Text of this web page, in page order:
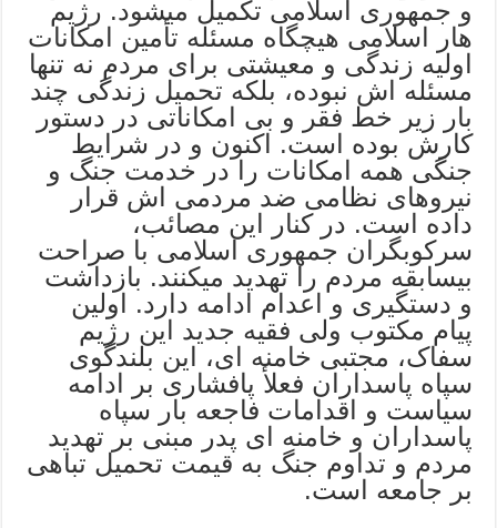
و جمهوری اسلامی تکمیل میشود. رژیم
هار اسلامی هیچگاه مسئله تأمین امکانات
اولیه زندگی و معیشتی برای مردم نه تنها
مسئله اش نبوده، بلکه تحمیل زندگی چند
بار زیر خط فقر و بی امکاناتی در دستور
کارش بوده است. اکنون و در شرایط
جنگی همه امکانات را در خدمت جنگ و
نیروهای نظامی ضد مردمی اش قرار
داده است. در کنار این مصائب،
سرکوبگران جمهوری اسلامی با صراحت
بیسابقه مردم را تهدید میکنند. بازداشت
و دستگیری و اعدام ادامه دارد. اولین
پیام مکتوب ولی فقیه جدید این رژیم
سفاک، مجتبی خامنه ای، این بلندگوی
سپاه پاسداران فعلأ پافشاری بر ادامه
سیاست و اقدامات فاجعه بار سپاه
پاسداران و خامنه ای پدر مبنی بر تهدید
مردم و تداوم جنگ به قیمت تحمیل تباهی
بر جامعه است.